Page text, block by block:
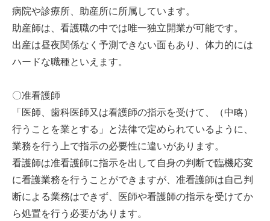
病院や診療所、助産所に所属しています。
助産師は、看護職の中では唯一独立開業が可能です。
出産は昼夜関係なく予測できない面もあり、体力的には
ハードな職種といえます。
〇准看護師
「医師、歯科医師又は看護師の指示を受けて、（中略）
行うことを業とする」と法律で定められているように、
業務を行う上で指示の必要性に違いがあります。
看護師は准看護師に指示を出して自身の判断で臨機応変
に看護業務を行うことができますが、准看護師は自己判
断による業務はできず、医師や看護師の指示を受けてか
ら処置を行う必要があります。